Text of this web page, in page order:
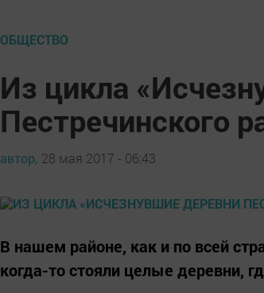
ОБЩЕСТВО
Из цикла
Пестречинского
автор, 28 мая 2017 - 06:43
В нашем районе, как и по всей
когда-то стояли целые деревни,